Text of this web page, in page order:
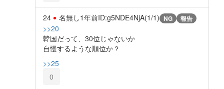
24 名無し1年前ID:g5NDE4NjA(1/1) NG 報告
>>20
韓国だって、30位じゃないか
自慢するような順位か？
>>25
0